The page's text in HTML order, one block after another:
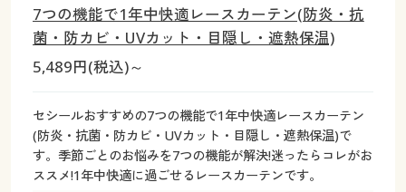
大きいサイズ 事務・制服
カタログ・チラシからのご注文
カタログ無料プレゼント
会員メニュー
デジタルカタログ
カタログ無料プレゼント
会員メニュー
マイページ
7つの機能で1年中快適レースカーテン(防炎・抗
菌・防カビ・UVカット・目隠し・遮熱保温)
5,489円(税込)～
セシールおすすめの7つの機能で1年中快適レースカーテン
(防炎・抗菌・防カビ・UVカット・目隠し・遮熱保温)で
す。季節ごとのお悩みを7つの機能が解決!迷ったらコレがお
ススメ!1年中快適に過ごせるレースカーテンです。